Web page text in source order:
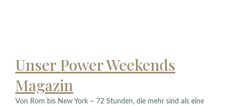
Unser Power Weekends
Magazin
Von Rom bis New York – 72 Stunden, die mehr sind als eine